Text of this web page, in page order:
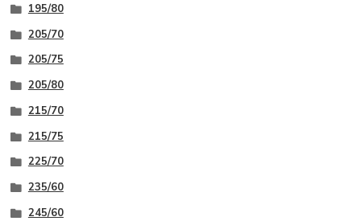
195/80
205/70
205/75
205/80
215/70
215/75
225/70
235/60
245/60